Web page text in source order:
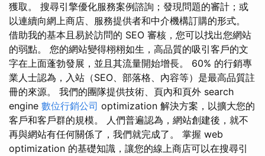
獲取。 搜尋引擎優化服務案例諮詢；發現問題的審計；或
以連續向網上商店、服務提供者和中介機構訂購的形式。
借助我的基本且易於訪問的 SEO 審核，您可以找出您網站
的弱點。 您的網站變得栩栩如生，高品質的吸引客戶的文
字在上面蓬勃發展，並且其流量開始增長。 60% 的行銷專
業人士認為，入站（SEO、部落格、內容等）是最高品質註
冊的來源。 我們的團隊提供技術、頁內和頁外 search
engine 數位行銷公司 optimization 解決方案，以擴大您的
客戶和客戶群的規模。 人們普遍認為，網站創建後，就不
再與網站有任何關係了，我們就完成了。 掌握 web
optimization 的基礎知識，讓您的線上商店可以在搜尋引